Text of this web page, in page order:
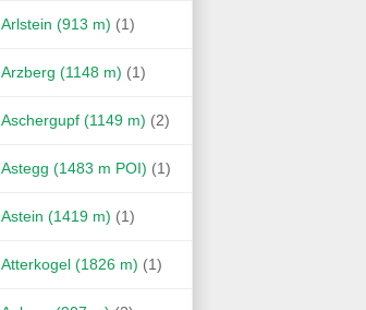
Arlstein (913 m) (1)
Arzberg (1148 m) (1)
Aschergupf (1149 m) (2)
Astegg (1483 m POI) (1)
Astein (1419 m) (1)
Atterkogel (1826 m) (1)